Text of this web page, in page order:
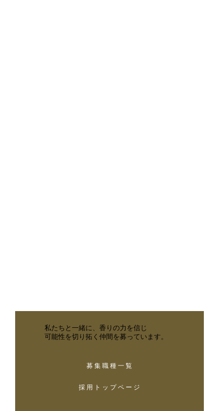
私たちと一緒に、香りの力を信じ
​可能性を切り拓く仲間を募っています。
募 集 職 種 一 覧
採 用 ト ッ プ ペ ー ジ